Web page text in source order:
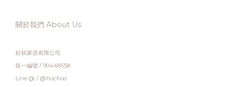
關於我們 About Us
好萩家居有限公司
統一編號 / 90448558
Line @ / @hochoo